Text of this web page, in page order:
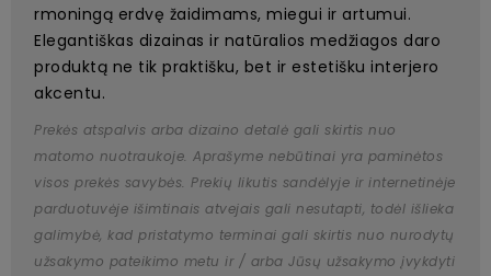
rmoningą erdvę žaidimams, miegui ir artumui.
Elegantiškas dizainas ir natūralios medžiagos daro
produktą ne tik praktišku, bet ir estetišku interjero
akcentu.
Prekės atspalvis arba dizaino detalė gali skirtis nuo
matomo nuotraukoje. Aprašyme nebūtinai yra paminėtos
visos prekės savybės. Prekių likutis sandėlyje ir internetinėje
parduotuvėje išimtinais atvejais gali nesutapti, todėl išlieka
galimybė, kad pristatymo terminai gali skirtis nuo nurodytų
užsakymo pateikimo metu ir / arba Jūsų užsakymo įvykdyti